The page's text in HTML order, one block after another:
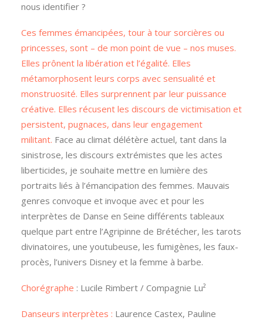
nous identifier ?
Ces femmes émancipées, tour à tour sorcières ou
princesses, sont – de mon point de vue – nos muses.
Elles prônent la libération et l’égalité. Elles
métamorphosent leurs corps avec sensualité et
monstruosité. Elles surprennent par leur puissance
créative. Elles récusent les discours de victimisation et
persistent, pugnaces, dans leur engagement
militant. Face au climat délétère actuel, tant dans la
sinistrose, les discours extrémistes que les actes
liberticides, je souhaite mettre en lumière des
portraits liés à l’émancipation des femmes. Mauvais
genres convoque et invoque avec et pour les
interprètes de Danse en Seine différents tableaux
quelque part entre l’Agripinne de Brétécher, les tarots
divinatoires, une youtubeuse, les fumigènes, les faux-
procès, l’univers Disney et la femme à barbe.
Chorégraphe : Lucile Rimbert / Compagnie Lu²
Danseurs interprètes : Laurence Castex, Pauline